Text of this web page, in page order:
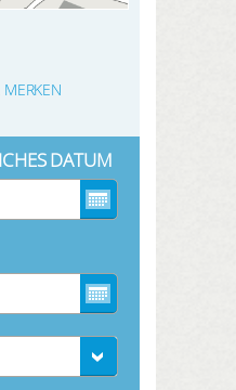
MERKEN
DATUM